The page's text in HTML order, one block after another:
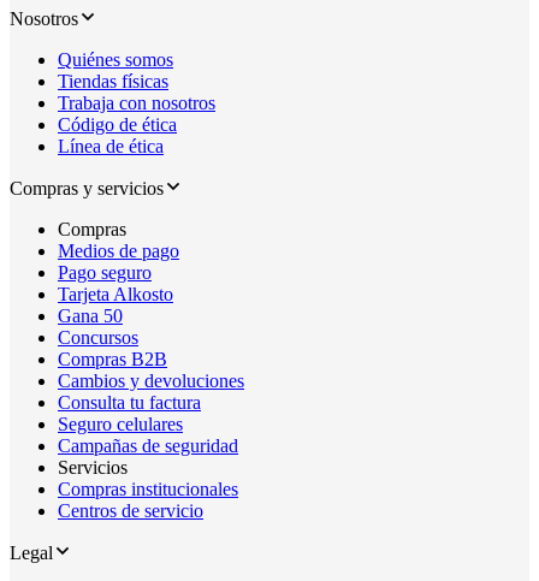
Nosotros
Quiénes somos
Tiendas físicas
Trabaja con nosotros
Código de ética
Línea de ética
Compras y servicios
Compras
Medios de pago
Pago seguro
Tarjeta Alkosto
Gana 50
Concursos
Compras B2B
Cambios y devoluciones
Consulta tu factura
Seguro celulares
Campañas de seguridad
Servicios
Compras institucionales
Centros de servicio
Legal